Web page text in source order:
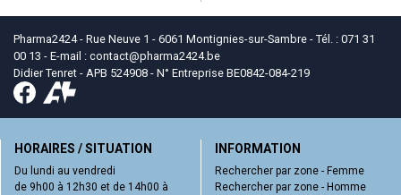
Pharma2424 - Rue Neuve 1 - 6061 Montignies-sur-Sambre - Tél. : 071 31
00 13 - E-mail : contact@pharma2424.be
Didier Tenret - APB 524908 - N° Entreprise BE0842-084-219
HORAIRES / SITUATION
Du lundi au vendredi
de 9h00 à 12h30 et de 14h00 à
INFORMATION
Rechercher par zone - Femme
Rechercher par zone - Homme